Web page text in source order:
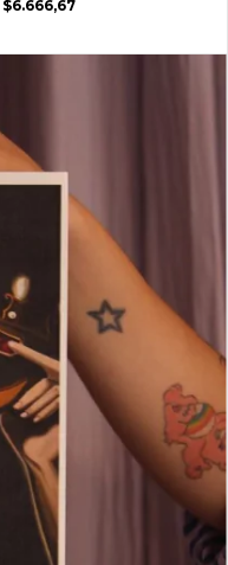
$6.666,67